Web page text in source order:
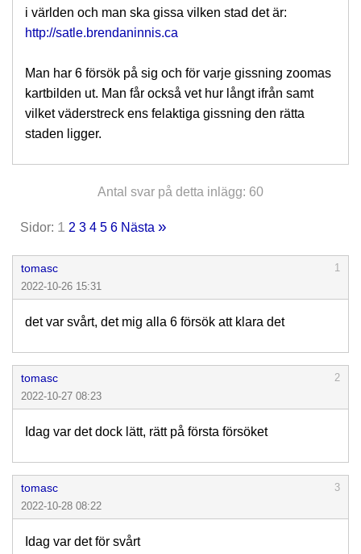
i världen och man ska gissa vilken stad det är:
http://satle.brendaninnis.ca
Man har 6 försök på sig och för varje gissning zoomas
kartbilden ut. Man får också vet hur långt ifrån samt
vilket väderstreck ens felaktiga gissning den rätta
staden ligger.
Antal svar på detta inlägg: 60
Sidor: 1 2 3 4 5 6 Nästa »
tomasc
1
2022-10-26 15:31
det var svårt, det mig alla 6 försök att klara det
tomasc
2
2022-10-27 08:23
Idag var det dock lätt, rätt på första försöket
tomasc
3
2022-10-28 08:22
Idag var det för svårt